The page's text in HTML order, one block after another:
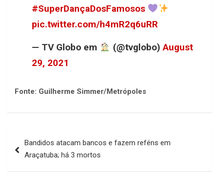
#SuperDançaDosFamosos
pic.twitter.com/h4mR2q6uRR
— TV Globo em (@tvglobo)August
29, 2021
Fonte: Guilherme Simmer/Metrópoles
de
Bandidos atacam bancos e fazem reféns em
Araçatuba; há 3 mortos